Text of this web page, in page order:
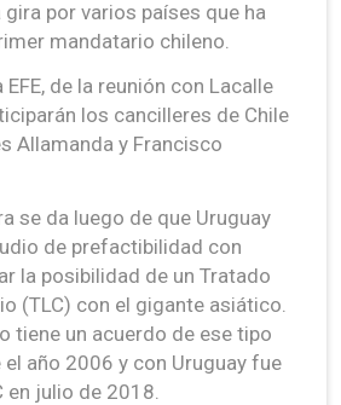
gira por varios países que ha
mandatario chileno.
de la reunión con Lacalle
los cancilleres de Chile
Allamanda y Francisco
se da luego de que Uruguay
de prefactibilidad con
la posibilidad de un Tratado
(TLC) con el gigante asiático.
tiene un acuerdo de ese tipo
el año 2006 y con Uruguay fue
en julio de 2018.